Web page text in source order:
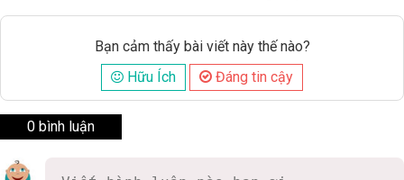
Bạn cảm thấy bài viết này thế nào?
Hữu Ích
Đáng tin cậy
0 bình luận